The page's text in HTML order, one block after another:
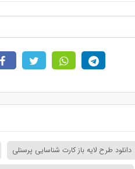
دانلود طرح لایه باز کارت شناسایی پرسنلی